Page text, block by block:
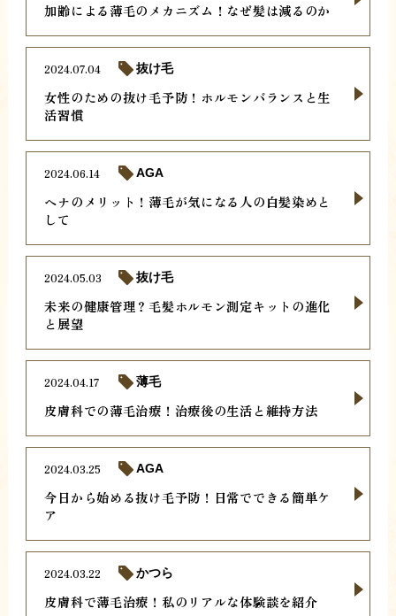
加齢による薄毛のメカニズム！なぜ髪は減るのか
女性のための抜け毛予防！ホルモンバランスと生
活習慣
2024.07.04 抜け毛
ヘナのメリット！薄毛が気になる人の白髪染めと
して
2024.06.14 AGA
未来の健康管理？毛髪ホルモン測定キットの進化
と展望
2024.05.03 抜け毛
皮膚科での薄毛治療！治療後の生活と維持方法
2024.04.17 薄毛
今日から始める抜け毛予防！日常でできる簡単ケ
ア
2024.03.25 AGA
皮膚科で薄毛治療！私のリアルな体験談を紹介
2024.03.22 かつら